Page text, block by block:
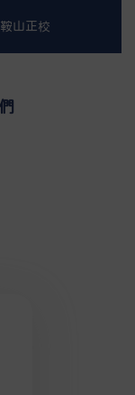
山正校